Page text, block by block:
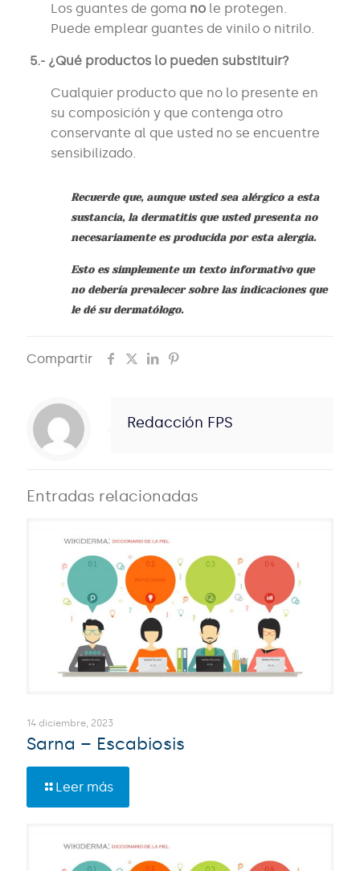
Los guantes de goma no le protegen.
Puede emplear guantes de vinilo o nitrilo.
5.- ¿Qué productos lo pueden substituir?
Cualquier producto que no lo presente en
su composición y que contenga otro
conservante al que usted no se encuentre
sensibilizado.
Recuerde que, aunque usted sea alérgico a esta
sustancia, la dermatitis que usted presenta no
necesariamente es producida por esta alergia.
Esto es simplemente un texto informativo que
no debería prevalecer sobre las indicaciones que
le dé su dermatólogo.
Compartir
Redacción FPS
Entradas relacionadas
14 diciembre, 2023
Sarna – Escabiosis
Leer más